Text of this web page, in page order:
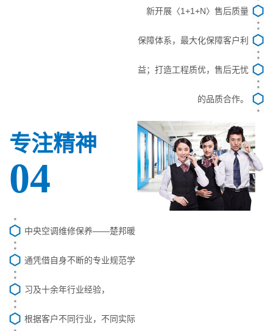
新开展〈1+1+N〉售后质量
保障体系，最大化保障客户利
益；打造工程质优，售后无忧
的品质合作。
专注精神
04
中央空调维修保养——楚邦暖
通凭借自身不断的专业规范学
习及十余年行业经验，
根据客户不同行业，不同实际